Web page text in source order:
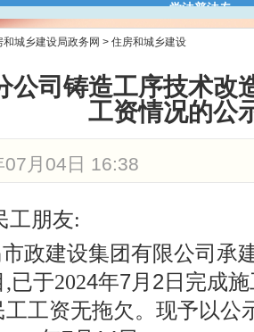
学法普法专
城乡建设局政务网 > 住房和城乡建设
公司铸造工序技术改
工资情况的公
月04日 16:38
工朋友:
政建设集团有限公司 承
,已于2024年7月2日完成
工资无拖欠。现予以公